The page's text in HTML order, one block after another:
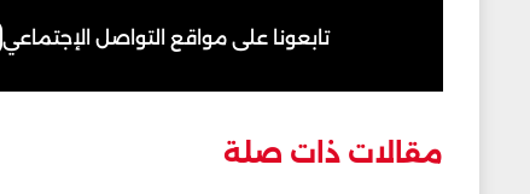
تابعونا على مواقع التواصل الإجتماعي
مقالات ذات صلة